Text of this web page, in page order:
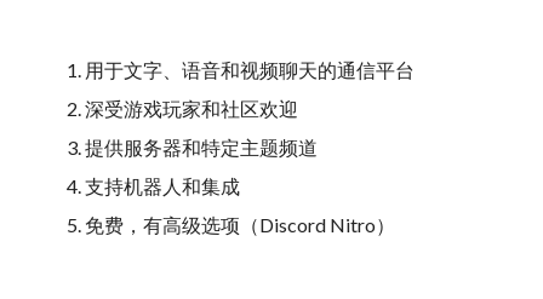
用于文字、语音和视频聊天的通信平台
深受游戏玩家和社区欢迎
提供服务器和特定主题频道
支持机器人和集成
免费，有高级选项（Discord Nitro）